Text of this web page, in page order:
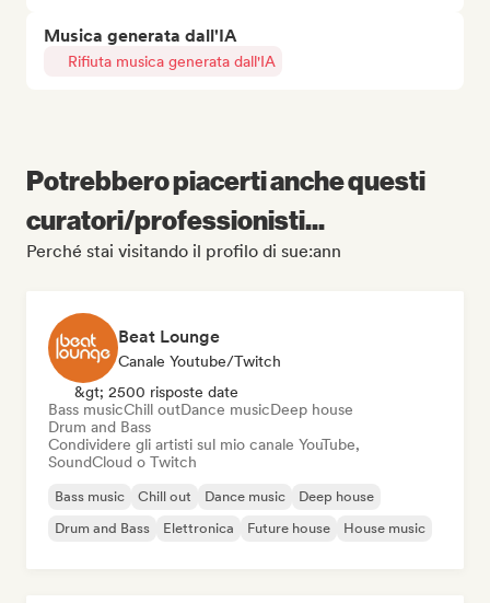
Musica generata dall'IA
Rifiuta musica generata dall'IA
Potrebbero piacerti anche questi
curatori/professionisti...
Perché stai visitando il profilo di sue:ann
Beat Lounge
Canale Youtube/Twitch
&gt; 2500 risposte date
Bass musicChill outDance musicDeep house
Drum and Bass
Condividere gli artisti sul mio canale YouTube,
SoundCloud o Twitch
Bass music Chill out Dance music
Deep house
Drum and Bass
Elettronica Future house House music